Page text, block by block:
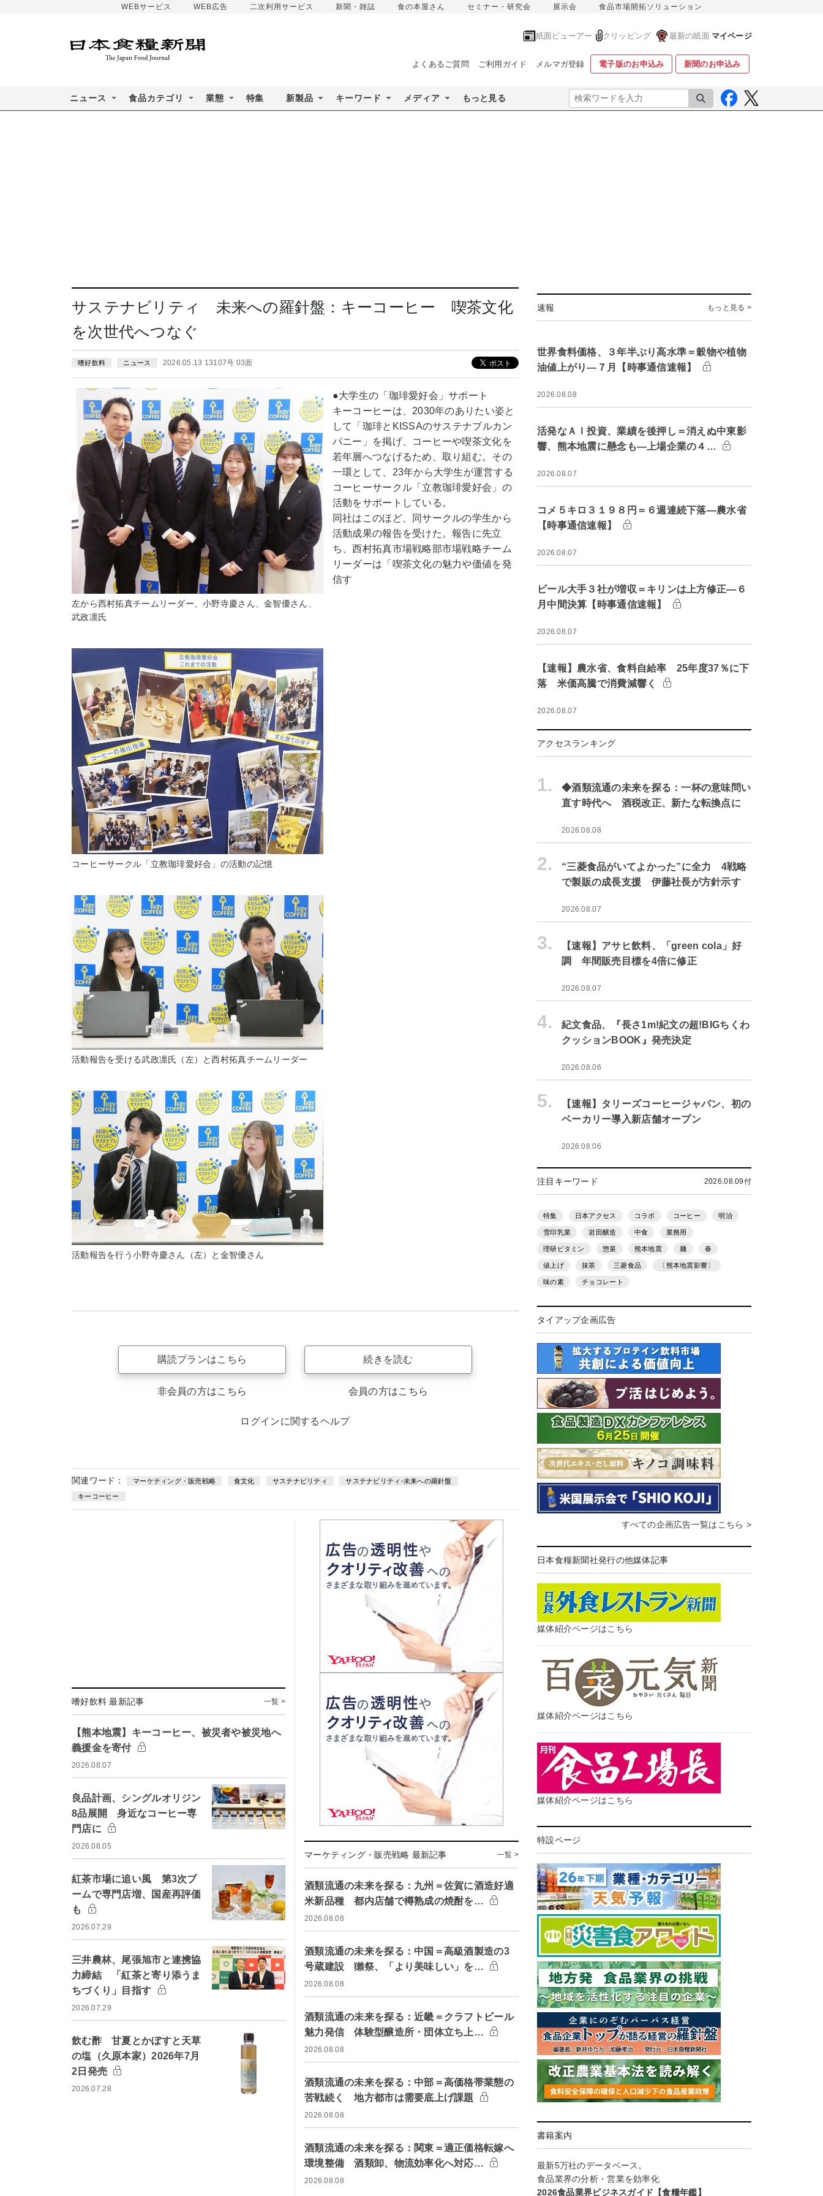
WEBサービス WEB広告 二次利用サービス 新聞・雑誌 食の本屋さん セミナー・研究会 展示会 食品市場開拓ソリューション
紙面ビューアー クリッピング 最新の紙面 マイページ
よくあるご質問 ご利用ガイド メルマガ登録 電子版のお申込み 新聞のお申込み
ニュース 食品カテゴリ 業態 特集 新製品 キーワード メディア もっと見る 検索
サステナビリティ 未来への羅針盤：キーコーヒー 喫茶文化
を次世代へつなぐ
嗜好飲料 ニュース 2026.05.13 13107号 03面
左から西村拓真チームリーダー、小野寺慶さん、金智優さん、
武政凛氏
コーヒーサークル「立教珈琲愛好会」の活動の記憶
活動報告を受ける武政凛氏（左）と西村拓真チームリーダー
活動報告を行う小野寺慶さん（左）と金智優さん
●大学生の「珈琲愛好会」サポート
キーコーヒーは、2030年のありたい姿と
して「珈琲とKISSAのサステナブルカン
パニー」を掲げ、コーヒーや喫茶文化を
若年層へつなげるため、取り組む。その
一環として、23年から大学生が運営する
コーヒーサークル「立教珈琲愛好会」の
活動をサポートしている。
同社はこのほど、同サークルの学生から
活動成果の報告を受けた。報告に先立
ち、西村拓真市場戦略部市場戦略チーム
リーダーは「喫茶文化の魅力や価値を発
信す
購読プランはこちら
非会員の方はこちら
続きを読む
会員の方はこちら
ログインに関するヘルプ
関連ワード： マーケティング・販売戦略 食文化 サステナビリティ サステナビリティ-未来への羅針盤
キーコーヒー
嗜好飲料 最新記事 一覧 >
【熊本地震】キーコーヒー、被災者や被災地へ
義援金を寄付
2026.08.07
良品計画、シングルオリジン
8品展開 身近なコーヒー専
門店に
2026.08.05
紅茶市場に追い風 第3次ブ
ームで専門店増、国産再評価
も
2026.07.29
三井農林、尾張旭市と連携協
力締結 「紅茶と寄り添うま
ちづくり」目指す
2026.07.29
飲む酢 甘夏とかぼすと天草
の塩（久原本家）2026年7月
2日発売
2026.07.28
マーケティング・販売戦略 最新記事 一覧 >
酒類流通の未来を探る：九州＝佐賀に酒造好適
米新品種 都内店舗で樽熟成の焼酎を…
2026.08.08
酒類流通の未来を探る：中国＝高級酒製造の3
号蔵建設 獺祭、「より美味しい」を…
2026.08.08
酒類流通の未来を探る：近畿＝クラフトビール
魅力発信 体験型醸造所・団体立ち上…
2026.08.08
酒類流通の未来を探る：中部＝高価格帯業態の
苦戦続く 地方都市は需要底上げ課題
2026.08.08
酒類流通の未来を探る：関東＝適正価格転嫁へ
環境整備 酒類卸、物流効率化へ対応…
2026.08.08
速報 もっと見る >
世界食料価格、３年半ぶり高水準＝穀物や植物
油値上がり―７月【時事通信速報】
2026.08.08
活発なＡＩ投資、業績を後押し＝消えぬ中東影
響、熊本地震に懸念も―上場企業の４…
2026.08.07
コメ５キロ３１９８円＝６週連続下落―農水省
【時事通信速報】
2026.08.07
ビール大手３社が増収＝キリンは上方修正―６
月中間決算【時事通信速報】
2026.08.07
【速報】農水省、食料自給率 25年度37％に下
落 米価高騰で消費減響く
2026.08.07
アクセスランキング
1.
◆酒類流通の未来を探る：一杯の意味問い
直す時代へ 酒税改正、新たな転換点に
2026.08.08
2.
“三菱食品がいてよかった”に全力 4戦略
で製販の成長支援 伊藤社長が方針示す
2026.08.07
3.
【速報】アサヒ飲料、「green cola」好
調 年間販売目標を4倍に修正
2026.08.07
4.
紀文食品、『長さ1m!紀文の超!BIGちくわ
クッションBOOK』発売決定
2026.08.06
5.
【速報】タリーズコーヒージャパン、初の
ベーカリー導入新店舗オープン
2026.08.06
注目キーワード 2026.08.09付
特集 日本アクセス コラボ コーヒー 明治
雪印乳業 岩田醸造 中食 業務用
理研ビタミン 惣菜 熊本地震 麺 春
値上げ 抹茶 三菱食品 〔熊本地震影響〕
味の素 チョコレート
タイアップ企画広告
すべての企画広告一覧はこちら >
日本食糧新聞社発行の他媒体記事
媒体紹介ページはこちら
媒体紹介ページはこちら
媒体紹介ページはこちら
特設ページ
書籍案内
最新5万社のデータベース。
食品業界の分析・営業を効率化
2026食品業界ビジネスガイド【食糧年鑑】